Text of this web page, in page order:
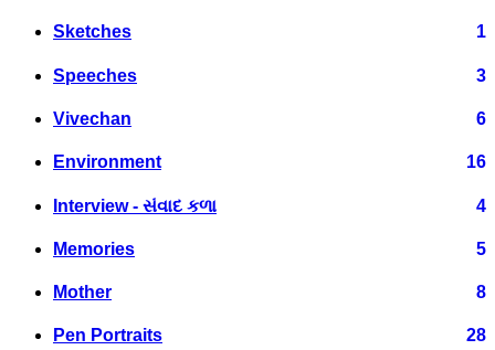
Sketches 1
Speeches 3
Vivechan 6
Environment 16
Interview - સંવાદ કળા 4
Memories 5
Mother 8
Pen Portraits 28